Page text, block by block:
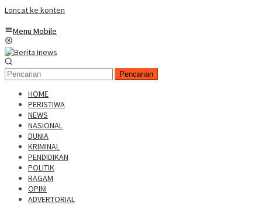
Loncat ke konten
Menu Mobile
Pencarian
HOME
PERISTIWA
NEWS
NASIONAL
DUNIA
KRIMINAL
PENDIDIKAN
POLITIK
RAGAM
OPINI
ADVERTORIAL